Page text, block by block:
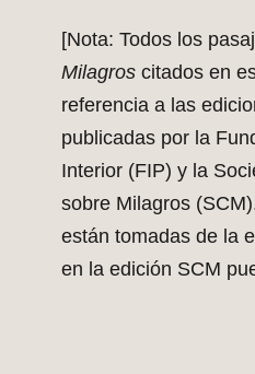
[Nota: Todos los
Milagros citados en
referencia a las
publicadas por la
Interior (FIP) y la
sobre Milagros
están tomadas de la
en la edición SCM